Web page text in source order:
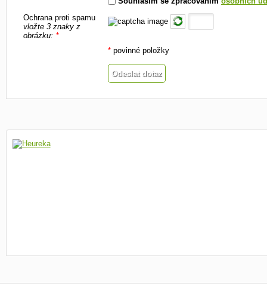
Ochrana proti spamu
vložte 3 znaky z
obrázku: *
* povinné položky